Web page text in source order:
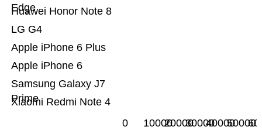
Xiaomi Redmi Note 4
Samsung Galaxy J7
Prime
Apple iPhone 6
Apple iPhone 6 Plus
LG G4
Huawei Honor Note 8
Edge
0 1000020000300004000050000